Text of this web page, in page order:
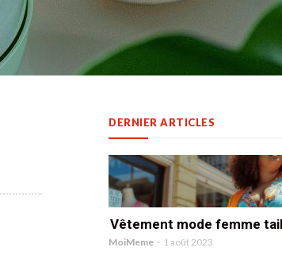
DERNIER ARTICLES
Vêtement mode femme
MoiMeme - 1 août 2023